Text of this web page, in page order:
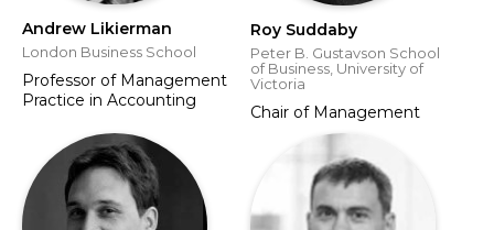
Andrew Likierman
London Business School
Professor of Management
Practice in Accounting
Roy Suddaby
Peter B. Gustavson School
of Business, University of
Victoria
Chair of Management